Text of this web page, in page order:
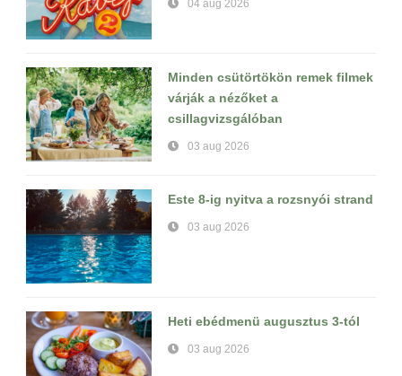
04 aug 2026
Minden csütörtökön remek filmek
várják a nézőket a
csillagvizsgálóban
03 aug 2026
Este 8-ig nyitva a rozsnyói strand
03 aug 2026
Heti ebédmenü augusztus 3-tól
03 aug 2026